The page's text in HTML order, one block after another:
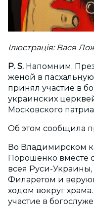
Ілюстрація: Вася
P. S. Напомним,
женой в
принял участие в
украинских
Московского
Об этом сообщила
Во Владимирском
Порошенко вместе
всея Руси-
Филаретом и
ходом вокруг
участие в